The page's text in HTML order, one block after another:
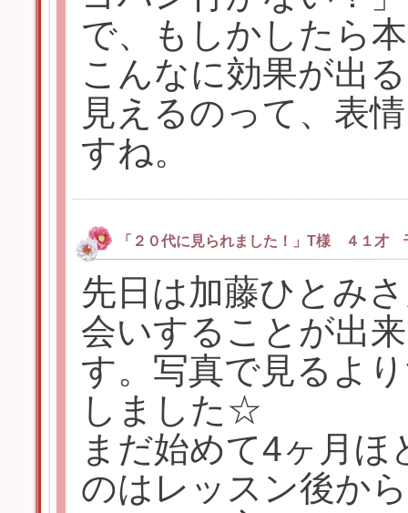
で、もしかしたら
こんなに効果が出
見えるのって、表
すね。
「２０代に見られました！」T様 ４１才
先日は加藤ひとみ
会いすることが出
す。写真で見るよ
しました☆
まだ始めて4ヶ月
のはレッスン後か